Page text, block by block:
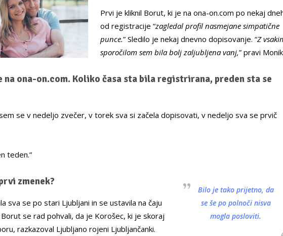
Prvi je kliknil Borut, ki je na ona-on.com po nekaj
od registracije “zagledal profil nasmejane simpatične
punce.” Sledilo je nekaj dnevno dopisovanje. “Z
sporočilom sem bila bolj zaljubljena vanj,” pravi
na ona-on.com. Koliko časa sta bila registrirana, preden sta se
se v nedeljo zvečer, v torek sva si začela dopisovati, v nedeljo sva se prvič
teden.”
Bilo je tako prijetno, da
se še po polnoči nisva
mogla posloviti.
zmenek?
sva se po stari Ljubljani in se ustavila na čaju
se rad pohvali, da je Korošec, ki je skoraj
razkazoval Ljubljano rojeni Ljubljančanki.